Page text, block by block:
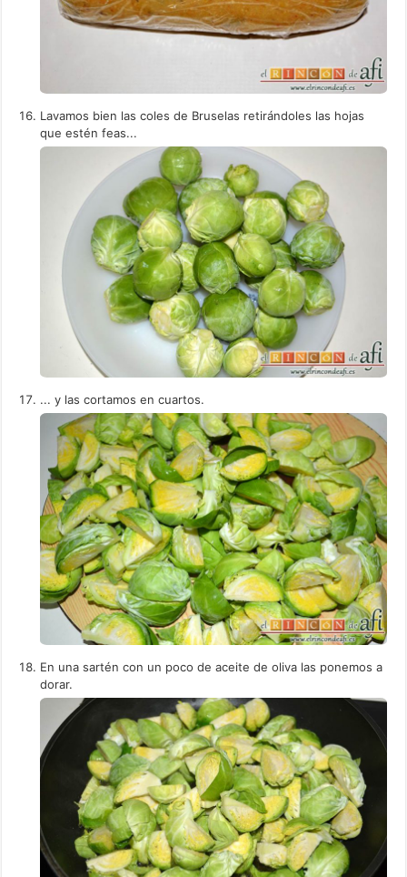
Lavamos bien las coles de Bruselas retirándoles las hojas
que estén feas...
... y las cortamos en cuartos.
En una sartén con un poco de aceite de oliva las ponemos a
dorar.